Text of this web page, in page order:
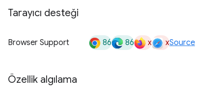
Tarayıcı desteği
Browser Support 86 86 x xSource
Özellik algılama